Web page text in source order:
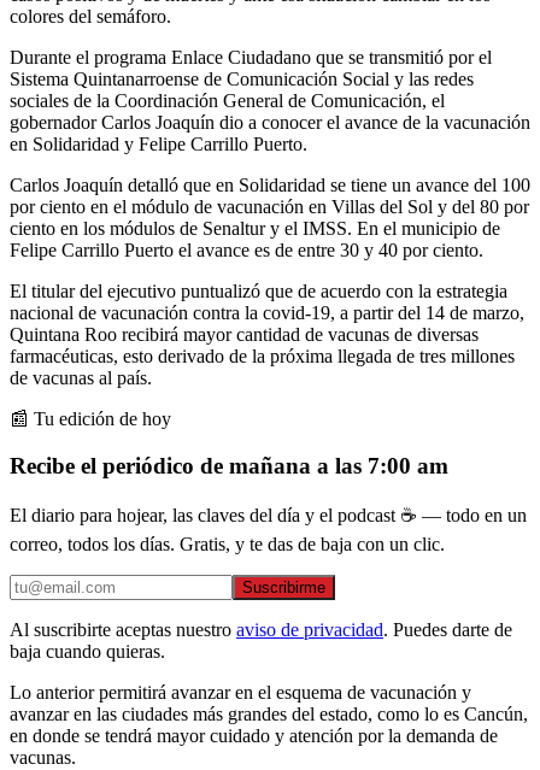
colores del semáforo.
Durante el programa Enlace Ciudadano que se transmitió por el
Sistema Quintanarroense de Comunicación Social y las redes
sociales de la Coordinación General de Comunicación, el
gobernador Carlos Joaquín dio a conocer el avance de la vacunación
en Solidaridad y Felipe Carrillo Puerto.
Carlos Joaquín detalló que en Solidaridad se tiene un avance del 100
por ciento en el módulo de vacunación en Villas del Sol y del 80 por
ciento en los módulos de Senaltur y el IMSS. En el municipio de
Felipe Carrillo Puerto el avance es de entre 30 y 40 por ciento.
El titular del ejecutivo puntualizó que de acuerdo con la estrategia
nacional de vacunación contra la covid-19, a partir del 14 de marzo,
Quintana Roo recibirá mayor cantidad de vacunas de diversas
farmacéuticas, esto derivado de la próxima llegada de tres millones
de vacunas al país.
📰 Tu edición de hoy
Recibe el periódico de mañana a las 7:00 am
El diario para hojear, las claves del día y el podcast ☕ — todo en un
correo, todos los días. Gratis, y te das de baja con un clic.
Suscribirme
Al suscribirte aceptas nuestro aviso de privacidad. Puedes darte de
baja cuando quieras.
Lo anterior permitirá avanzar en el esquema de vacunación y
avanzar en las ciudades más grandes del estado, como lo es Cancún,
en donde se tendrá mayor cuidado y atención por la demanda de
vacunas.